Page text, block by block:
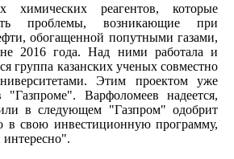
химических реагентов, которые
проблемы, возникающие при
обогащенной попутными газами,
2016 года. Над ними работала и
группа казанских ученых совместно
Этим проектом уже
"Газпроме". Варфоломеев надеется,
в следующем "Газпром" одобрит
в свою инвестиционную программу,